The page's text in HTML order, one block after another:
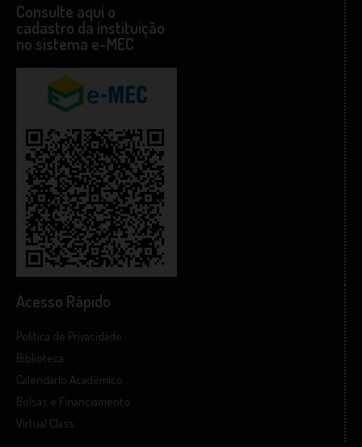
Consulte aqui o
cadastro da instituição
no sistema e-MEC
Acesso Rápido
Política de Privacidade
Biblioteca
Calendário Acadêmico
Bolsas e Financiamento
Virtual Class